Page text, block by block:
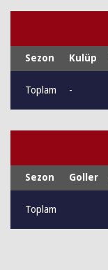
Sezon Kulüp
Toplam -
Sezon Goller
Toplam